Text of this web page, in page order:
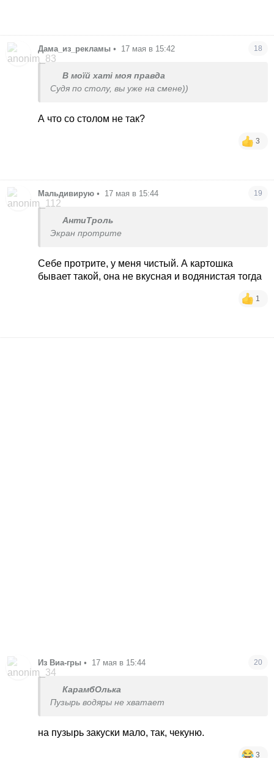
Дама_из_рекламы • 17 мая в 15:42 18
В моїй хаті моя правда
Судя по столу, вы уже на смене))
А что со столом не так?
3
Мальдивирую • 17 мая в 15:44 19
АнтиТроль
Экран протрите
Себе протрите, у меня чистый. А картошка
бывает такой, она не вкусная и водянистая тогда
1
Из Виа-гры • 17 мая в 15:44 20
КарамбОлька
Пузырь водяры не хватает
на пузырь закуски мало, так, чекуню.
3